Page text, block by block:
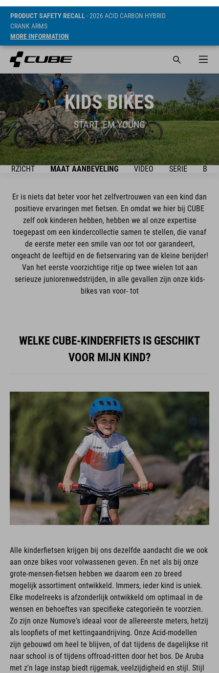
CRANK ARMS
MORE INFORMATION
KIDS BIKES
START 'EM YOUNG
MAAT AANBEVELING VIDEO SERIE
Er is niets dat beter voor het zelfvertrouwen van een kind dan
positieve ervaringen met fietsen. En omdat we hier bij CUBE
zelf ook kinderen hebben, hebben we al onze expertise
toegepast om een kindercollectie samen te stellen, die vanaf
de eerste meter een smile van oor tot oor garandeert,
ongeacht de leeftijd en de fietservaring van de kleine berijder!
Van het eerste voorzichtige ritje op twee wielen tot aan
serieuze juniorenwedstrijden, in alle gevallen zijn onze kids-
bikes van voor- tot
WELKE CUBE-KINDERFIETS IS GESCHIKT
VOOR MIJN KIND?
Alle kinderfietsen krijgen bij ons dezelfde aandacht die we ook
aan onze bikes voor volwassenen geven. En net als bij onze
grote-mensen-fietsen hebben we daarom een zo breed
mogelijk assortiment ontwikkeld. Immers, ieder kind is uniek.
Elke modelreeks is afzonderlijk ontwikkeld om optimaal in de
wensen en behoeftes van specifieke categorieën te voorzien.
Zo zijn onze Numove's ideaal voor de allereerste meters, hetzij
als loopfiets of met kettingaandrijving. Onze Acid-modellen
zijn gebouwd om heel te blijven, of dat tijdens de dagelijkse rit
naar school is of tijdens offroad-ritten door het bos. De Aruba
met z'n lage instap biedt rijgemak, veelzijdigheid en stijl. Stijl